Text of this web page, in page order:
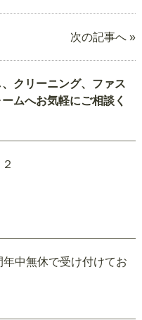
次の記事へ »
クリーニング、ファス
ムへお気軽にご相談く
中無休で受け付けてお